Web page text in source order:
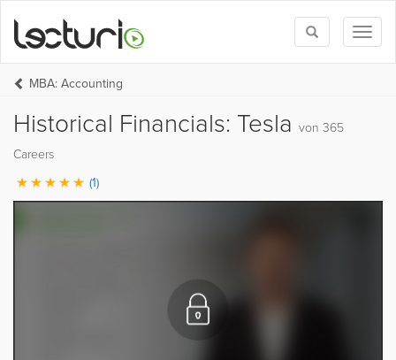
Toggle
search
MBA: Accounting
Historical Financials: Tesla von 365
Careers
(1)